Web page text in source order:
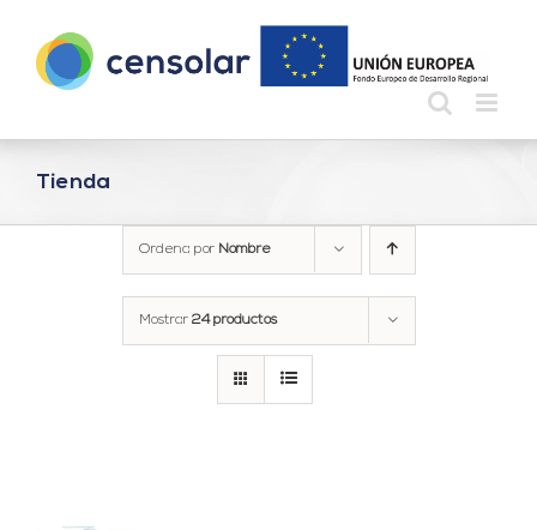
contenido
Tienda
Ordena por Nombre
Mostrar 24 productos